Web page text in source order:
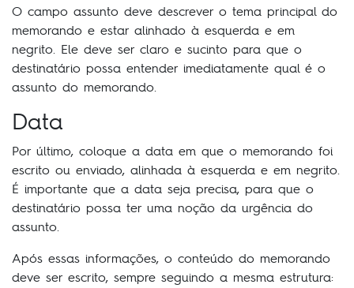
O campo assunto deve descrever o tema principal do
memorando e estar alinhado à esquerda e em
negrito. Ele deve ser claro e sucinto para que o
destinatário possa entender imediatamente qual é o
assunto do memorando.
Data
Por último, coloque a data em que o memorando foi
escrito ou enviado, alinhada à esquerda e em negrito.
É importante que a data seja precisa, para que o
destinatário possa ter uma noção da urgência do
assunto.
Após essas informações, o conteúdo do memorando
deve ser escrito, sempre seguindo a mesma estrutura: